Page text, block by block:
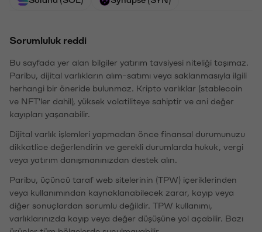
Sorumluluk reddi
Bu sayfada yer alan bilgiler yatırım tavsiyesi niteliği taşımaz.
Paribu, dijital varlıkların alım-satımı veya saklanmasıyla ilgili
herhangi bir öneride bulunmaz. Kripto varlıklar (stablecoin
ve NFT'ler dahil), yüksek volatiliteye sahiptir ve ani değer
kayıpları yaşanabilir.
Dijital varlık işlemleri yapmadan önce finansal durumunuzu
dikkatlice değerlendirin ve gerekli durumlarda hukuk, vergi
veya yatırım danışmanınızdan destek alın.
Paribu, üçüncü taraf web sitelerinin (TPW) içeriklerinden
veya kullanımından kaynaklanabilecek zarar, kayıp veya
diğer sonuçlardan sorumlu değildir. TPW kullanımı,
varlıklarınızda kayıp veya değer düşüşüne yol açabilir. Bazı